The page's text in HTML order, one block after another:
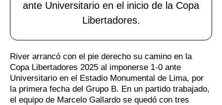
ante Universitario en el inicio de la Copa
Libertadores.
River arrancó con el pie derecho su camino en la
Copa Libertadores 2025 al imponerse 1-0 ante
Universitario en el Estadio Monumental de Lima, por
la primera fecha del Grupo B. En un partido trabajado,
el equipo de Marcelo Gallardo se quedó con tres